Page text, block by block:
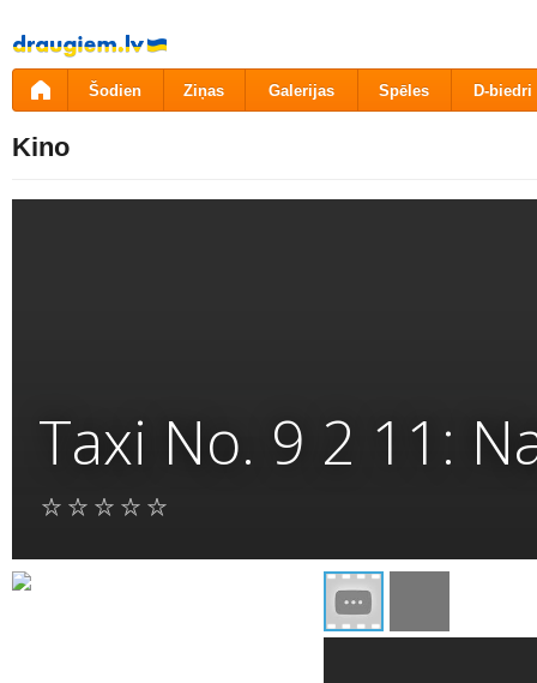
Pāriet
uz
saturu
Šodien Ziņas Galerijas Spēles D-biedri
Kino
Taxi No. 9 2 11: